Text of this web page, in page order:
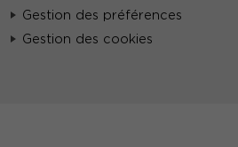
Gestion des préférences
Gestion des cookies